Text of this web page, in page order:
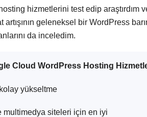
hizmetlerini test edip araştırdım
geleneksel bir WordPress
da inceledim.
Cloud WordPress Hosting
yükseltme
multimedya siteleri için en iyi